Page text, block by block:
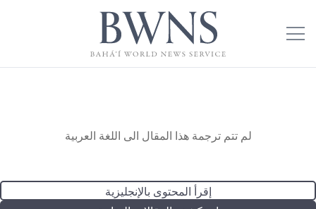
لم تتم ترجمة هذا المقال الى اللغة العربية
إقرأ المحتوى بالإنجليزية